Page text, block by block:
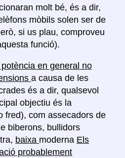
molt bé, és a dir,
mòbils solen ser de
si us plau, comproveu
funció).
en general no
a causa de les
és a dir, qualsevol
objectiu és la
fred), com assecadors de
biberons, bullidors
baixa moderna Els
probablement